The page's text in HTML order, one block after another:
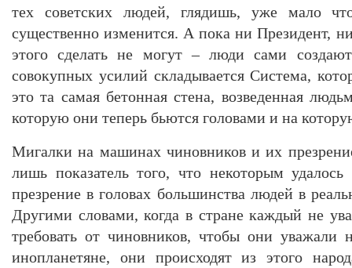
тех советских людей, глядишь, уже мало
существенно изменится. А пока ни Президент,
этого сделать не могут – люди сами
совокупных усилий складывается Система,
это та самая бетонная стена, возведенная
которую они теперь бьются головами и на
Мигалки на машинах чиновников и их
лишь показатель того, что некоторым удалось
презрение в головах большинства людей в
Другими словами, когда в стране каждый не
требовать от чиновников, чтобы они
инопланетяне, они происходят из этого